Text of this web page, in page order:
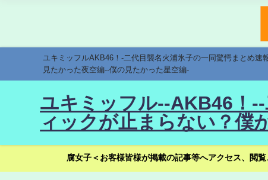
ユキミッフルAKB46！-二代目襲名火浦氷子の一同驚愕まとめ
見たかった夜空編--僕の見たかった星空編-
ユキミッフル--AKB46！
ィックが止まらない？僕
腐女子＜お客様皆様が掲載の記事等へアクセス、閲